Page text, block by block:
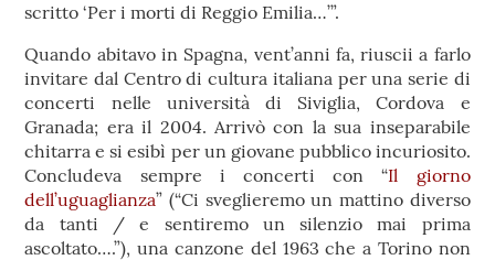
scritto ‘Per i morti di Reggio Emilia…’”.
Quando abitavo in Spagna, vent’anni fa, riuscii a farlo
invitare dal Centro di cultura italiana per una serie di
concerti nelle università di Siviglia, Cordova e
Granada; era il 2004. Arrivò con la sua inseparabile
chitarra e si esibì per un giovane pubblico incuriosito.
Concludeva sempre i concerti con “Il giorno
dell’uguaglianza” (“Ci sveglieremo un mattino diverso
da tanti / e sentiremo un silenzio mai prima
ascoltato….”), una canzone del 1963 che a Torino non